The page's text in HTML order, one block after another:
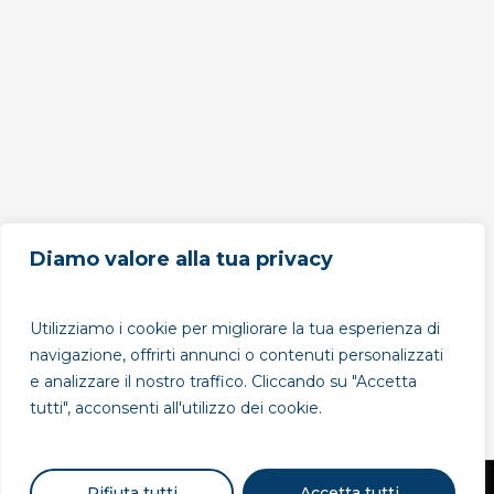
Diamo valore alla tua privacy
Utilizziamo i cookie per migliorare la tua esperienza di
navigazione, offrirti annunci o contenuti personalizzati
e analizzare il nostro traffico. Cliccando su "Accetta
tutti", acconsenti all'utilizzo dei cookie.